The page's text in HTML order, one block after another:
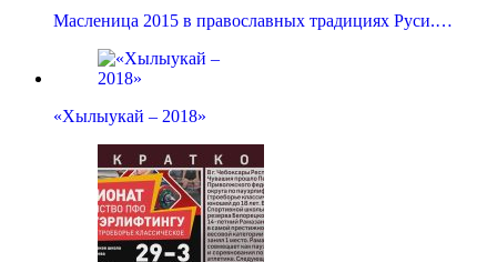
Масленица 2015 в православных традициях Руси.…
«Хылыукай – 2018»